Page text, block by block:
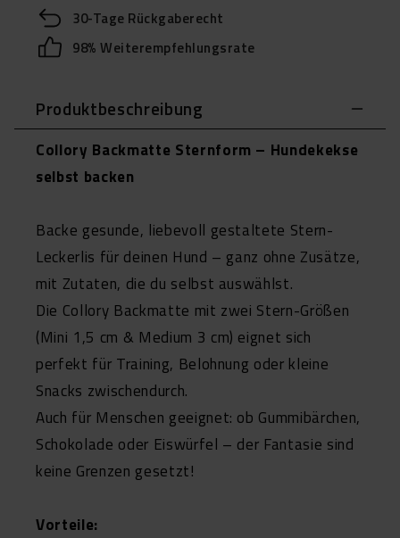
30-Tage Rückgaberecht
98% Weiterempfehlungsrate
Produktbeschreibung
Collory Backmatte Sternform – Hundekekse
selbst backen
Backe gesunde, liebevoll gestaltete Stern-
Leckerlis für deinen Hund – ganz ohne Zusätze,
mit Zutaten, die du selbst auswählst.
Die Collory Backmatte mit zwei Stern-Größen
(Mini 1,5 cm & Medium 3 cm) eignet sich
perfekt für Training, Belohnung oder kleine
Snacks zwischendurch.
Auch für Menschen geeignet: ob Gummibärchen,
Schokolade oder Eiswürfel – der Fantasie sind
keine Grenzen gesetzt!
Vorteile: